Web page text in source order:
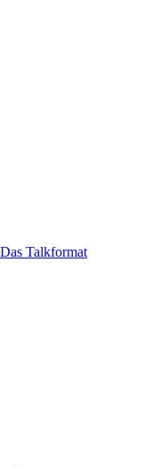
Talkformat